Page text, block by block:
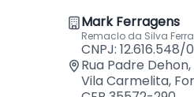
estabilidade durante o
vibrações e proporcionando
produtividade ao operador.
Mark Ferragens
Remaclo da Silva
CNPJ: 12.616.548/
Rua Padre
Vila Carmelita,